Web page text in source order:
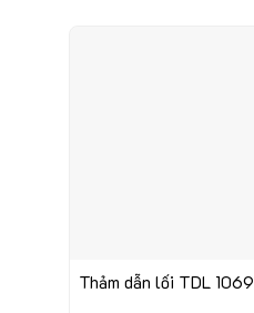
Thảm dẫn lối TDL 1069